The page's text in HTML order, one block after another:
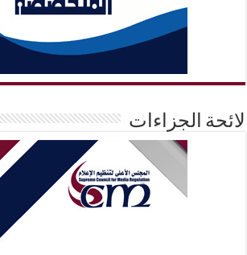
لائحة الجزاءات